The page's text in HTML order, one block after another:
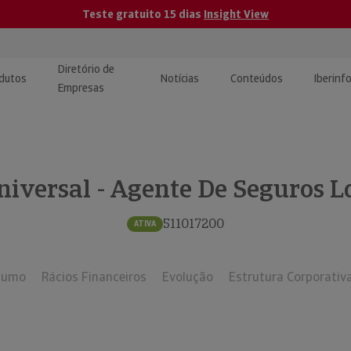
Teste gratuito 15 dias Insight View
e Monitorização de
Diretório de
Empresas
Notícias Conteúdos
| Estudos e
- Agente De Seguros
ATIVA 511017200
Rácios Financeiros Evolução Estrutura Corporativa